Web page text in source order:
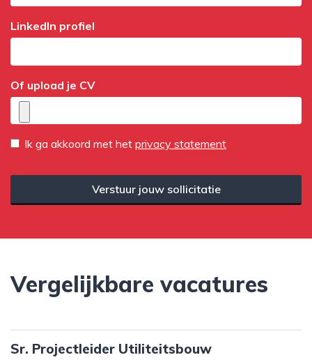
LinkedIn profiel
Of upload je CV
Ik ga akkoord met het privacy statement
Verstuur jouw sollicitatie
Vergelijkbare vacatures
Sr. Projectleider Utiliteitsbouw